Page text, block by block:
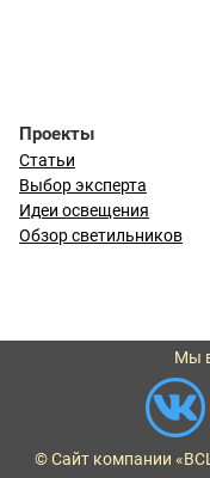
Проекты
Статьи
Выбор эксперта
Идеи освещения
Обзор светильников
Мы
© Сайт компании